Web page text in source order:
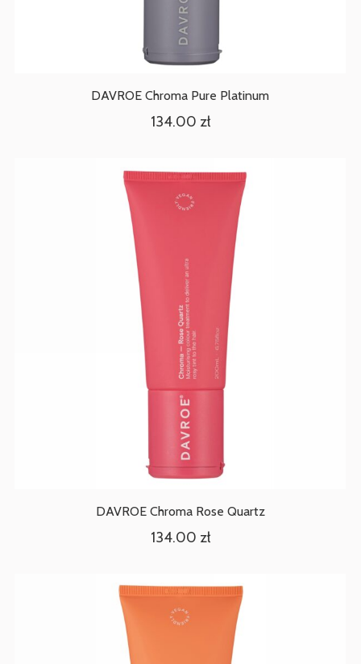
DAVROE Chroma Pure Platinum
134.00 zł
DAVROE Chroma Rose Quartz
134.00 zł